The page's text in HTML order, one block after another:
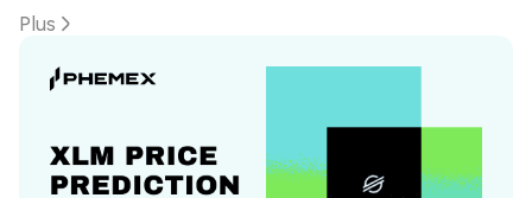
Plus